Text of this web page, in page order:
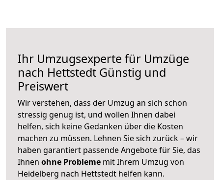
Ihr Umzugsexperte für Umzüge
nach Hettstedt Günstig und
Preiswert
Wir verstehen, dass der Umzug an sich schon
stressig genug ist, und wollen Ihnen dabei
helfen, sich keine Gedanken über die Kosten
machen zu müssen. Lehnen Sie sich zurück – wir
haben garantiert passende Angebote für Sie, das
Ihnen ohne Probleme mit Ihrem Umzug von
Heidelberg nach Hettstedt helfen kann.